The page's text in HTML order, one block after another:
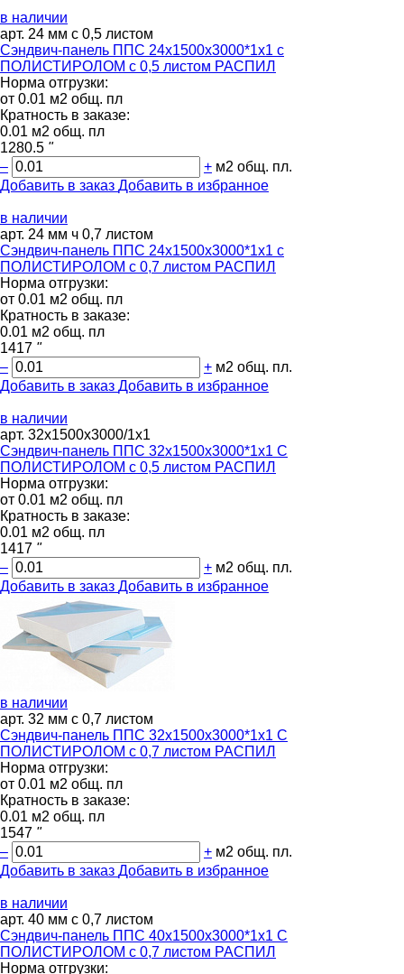
в наличии
арт. 24 мм с 0,5 листом
Сэндвич-панель ППС 24х1500х3000*1х1 с
ПОЛИСТИРОЛОМ с 0,5 листом РАСПИЛ
Норма отгрузки:
от 0.01 м2 общ. пл
Кратность в заказе:
0.01 м2 общ. пл
1280.5 "
–
+ м2 общ. пл.
Добавить в заказ Добавить в избранное
в наличии
арт. 24 мм ч 0,7 листом
Сэндвич-панель ППС 24х1500х3000*1х1 с
ПОЛИСТИРОЛОМ с 0,7 листом РАСПИЛ
Норма отгрузки:
от 0.01 м2 общ. пл
Кратность в заказе:
0.01 м2 общ. пл
1417 "
–
+ м2 общ. пл.
Добавить в заказ Добавить в избранное
в наличии
арт. 32х1500х3000/1х1
Сэндвич-панель ППС 32х1500х3000*1х1 С
ПОЛИСТИРОЛОМ с 0,5 листом РАСПИЛ
Норма отгрузки:
от 0.01 м2 общ. пл
Кратность в заказе:
0.01 м2 общ. пл
1417 "
–
+ м2 общ. пл.
Добавить в заказ Добавить в избранное
в наличии
арт. 32 мм с 0,7 листом
Сэндвич-панель ППС 32х1500х3000*1х1 С
ПОЛИСТИРОЛОМ с 0,7 листом РАСПИЛ
Норма отгрузки:
от 0.01 м2 общ. пл
Кратность в заказе:
0.01 м2 общ. пл
1547 "
–
+ м2 общ. пл.
Добавить в заказ Добавить в избранное
в наличии
арт. 40 мм с 0,7 листом
Сэндвич-панель ППС 40х1500х3000*1х1 С
ПОЛИСТИРОЛОМ с 0,7 листом РАСПИЛ
Норма отгрузки: